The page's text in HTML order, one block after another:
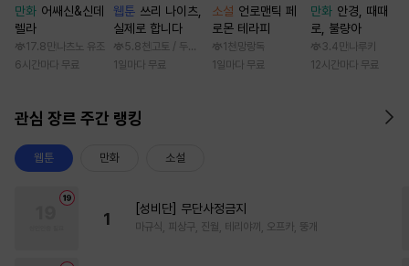
만화 어쌔신&신데
렐라
17.8만 나츠노 유조
6시간마다 무료
웹툰 쓰리 나이츠,
실제로 합니다
5.8천 고토 / 두나래
1일마다 무료
소설 언로맨틱 페
로몬 테라피
1천 망랑독
1일마다 무료
만화 안경, 때때
로, 불량아
3.4만 나루키
12시간마다 무료
관심 장르 주간 랭킹
웹툰 만화 소설
1
[성비단] 무단사정금지
마규식, 피상구, 진월, 테리야끼, 오프카, 뚱개